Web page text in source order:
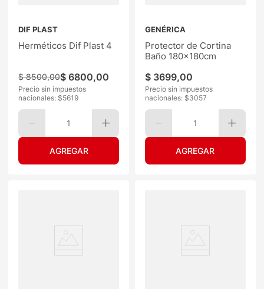
DIF PLAST
Herméticos Dif Plast 4
$ 8500,00$ 6800,00
Precio sin impuestos
nacionales: $5619
1
GENÉRICA
Protector de Cortina
Baño 180x180cm
$ 3699,00
Precio sin impuestos
nacionales: $3057
1